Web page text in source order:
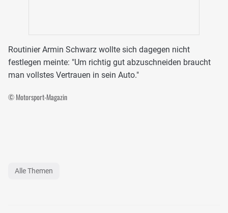
Routinier Armin Schwarz wollte sich dagegen nicht
festlegen meinte: "Um richtig gut abzuschneiden braucht
man vollstes Vertrauen in sein Auto."
© Motorsport-Magazin
Alle Themen